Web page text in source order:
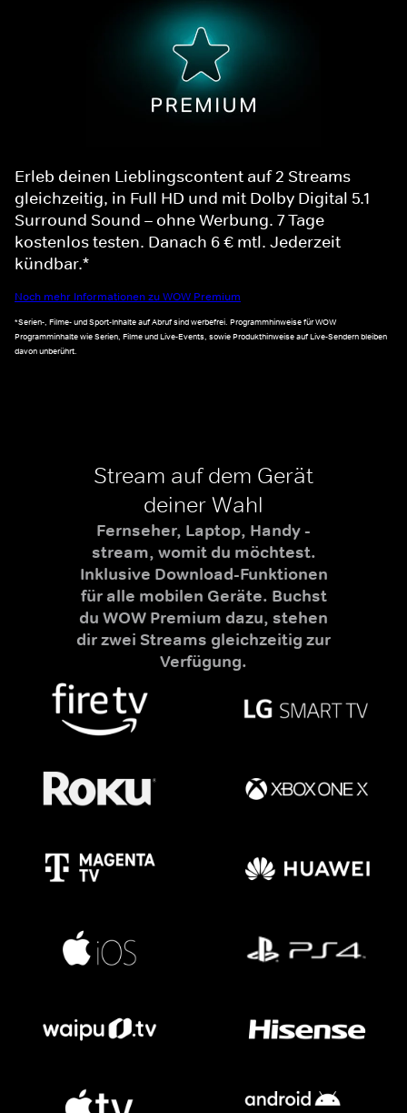
Erleb deinen Lieblingscontent auf 2 Streams
gleichzeitig, in Full HD und mit Dolby Digital 5.1
Surround Sound – ohne Werbung. 7 Tage
kostenlos testen. Danach 6 € mtl. Jederzeit
kündbar.*
Noch mehr Informationen zu WOW Premium
*Serien-, Filme- und Sport-Inhalte auf Abruf sind werbefrei. Programmhinweise für WOW
Programminhalte wie Serien, Filme und Live-Events, sowie Produkthinweise auf Live-Sendern bleiben
davon unberührt.
Stream auf dem Gerät
deiner Wahl
Fernseher, Laptop, Handy -
stream, womit du möchtest.
Inklusive Download-Funktionen
für alle mobilen Geräte. Buchst
du WOW Premium dazu, stehen
dir zwei Streams gleichzeitig zur
Verfügung.